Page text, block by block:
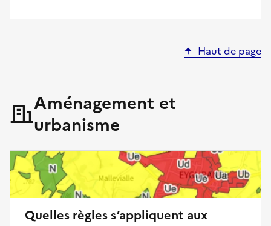
Haut de page
Aménagement et
urbanisme
Quelles règles s’appliquent aux